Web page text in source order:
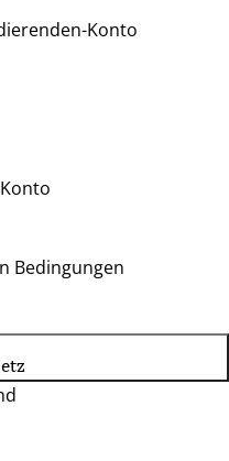
Konto
Bedingungen